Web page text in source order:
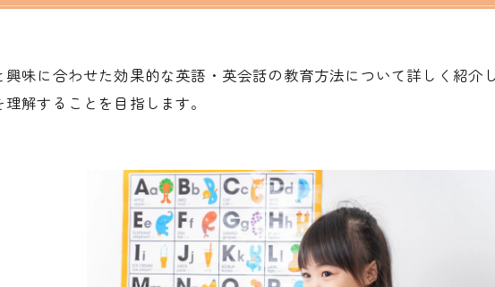
味に合わせた効果的な英語・英会話の教育方法について詳しく紹
解することを目指します。